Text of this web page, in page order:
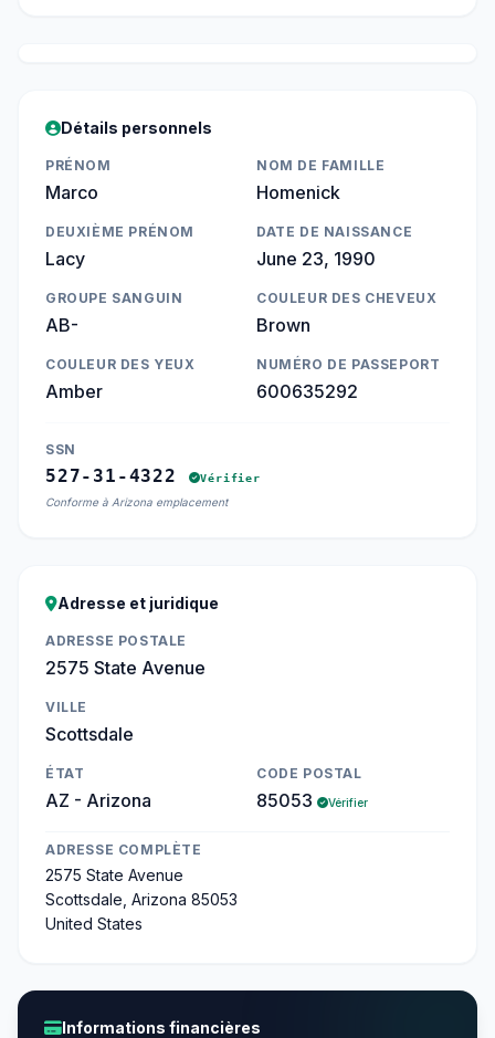
Détails personnels
PRÉNOM
Marco
NOM DE FAMILLE
Homenick
DEUXIÈME PRÉNOM
Lacy
DATE DE NAISSANCE
June 23, 1990
GROUPE SANGUIN
AB-
COULEUR DES CHEVEUX
Brown
COULEUR DES YEUX
Amber
NUMÉRO DE PASSEPORT
600635292
SSN
527-31-4322 Vérifier
Conforme à Arizona emplacement
Adresse et juridique
ADRESSE POSTALE
2575 State Avenue
VILLE
Scottsdale
ÉTAT
AZ - Arizona
CODE POSTAL
85053 Vérifier
ADRESSE COMPLÈTE
2575 State Avenue
Scottsdale, Arizona 85053
United States
Informations financières